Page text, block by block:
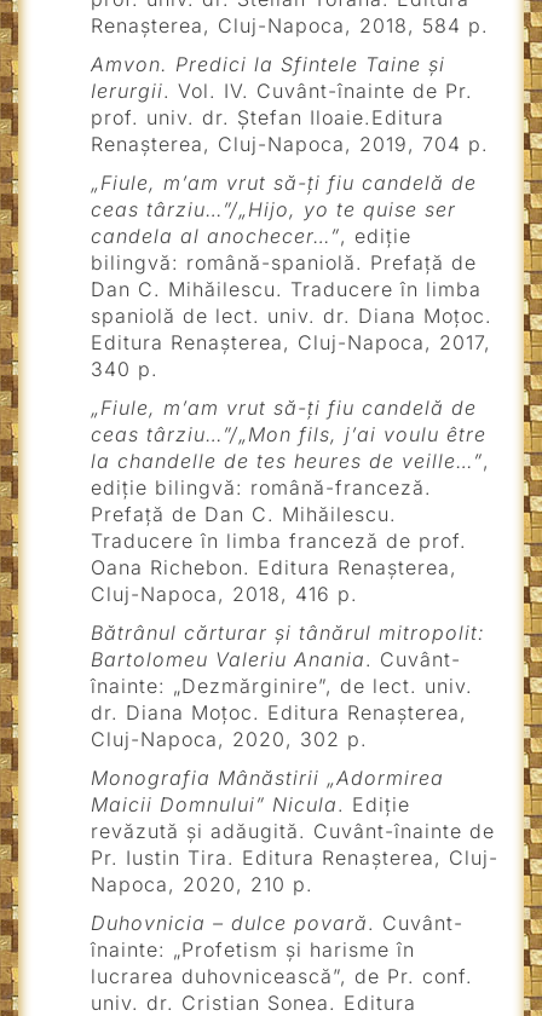
Renașterea, Cluj-Napoca, 2018, 584 p.
Amvon. Predici la Sfintele Taine și
Ierurgii. Vol. IV. Cuvânt-înainte de Pr.
prof. univ. dr. Ștefan Iloaie.Editura
Renașterea, Cluj-Napoca, 2019, 704 p.
„Fiule, m’am vrut să-ți fiu candelă de
ceas târziu…”/„Hijo, yo te quise ser
candela al anochecer…”, ediție
bilingvă: română-spaniolă. Prefață de
Dan C. Mihăilescu. Traducere în limba
spaniolă de lect. univ. dr. Diana Moțoc.
Editura Renașterea, Cluj-Napoca, 2017,
340 p.
„Fiule, m’am vrut să-ți fiu candelă de
ceas târziu…”/„Mon fils, j’ai voulu être
la chandelle de tes heures de veille…”,
ediție bilingvă: română-franceză.
Prefață de Dan C. Mihăilescu.
Traducere în limba franceză de prof.
Oana Richebon. Editura Renașterea,
Cluj-Napoca, 2018, 416 p.
Bătrânul cărturar și tânărul mitropolit:
Bartolomeu Valeriu Anania. Cuvânt-
înainte: „Dezmărginire”, de lect. univ.
dr. Diana Moțoc. Editura Renașterea,
Cluj-Napoca, 2020, 302 p.
Monografia Mânăstirii „Adormirea
Maicii Domnului” Nicula. Ediție
revăzută și adăugită. Cuvânt-înainte de
Pr. Iustin Tira. Editura Renașterea, Cluj-
Napoca, 2020, 210 p.
Duhovnicia – dulce povară. Cuvânt-
înainte: „Profetism și harisme în
lucrarea duhovnicească”, de Pr. conf.
univ. dr. Cristian Sonea. Editura